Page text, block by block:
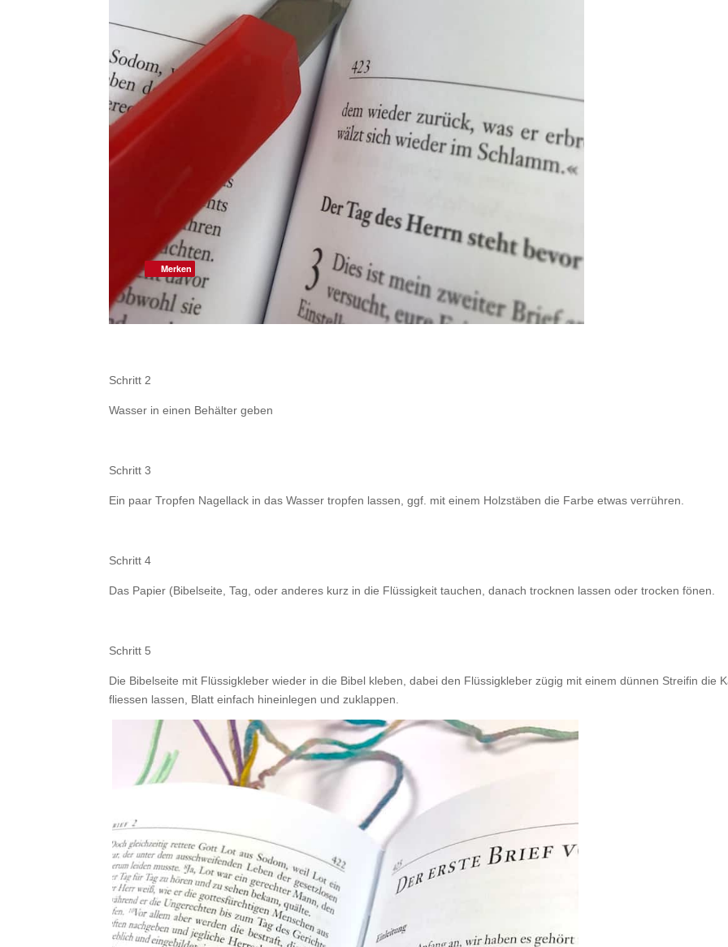
Schritt 2
Wasser in einen Behälter geben
Schritt 3
Ein paar Tropfen Nagellack in das Wasser tropfen lassen, ggf. mit einem Holzstäben die Farbe etwas verrühren.
Schritt 4
Das Papier (Bibelseite, Tag, oder anderes kurz in die Flüssigkeit tauchen, danach trocknen lassen oder trocken fönen.
Schritt 5
Die Bibelseite mit Flüssigkleber wieder in die Bibel kleben, dabei den Flüssigkleber zügig mit einem dünnen Streifin die
fliessen lassen, Blatt einfach hineinlegen und zuklappen.
Merken
Merken